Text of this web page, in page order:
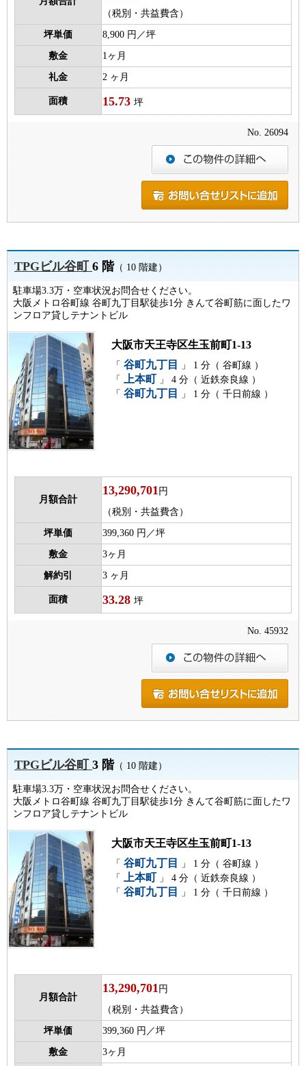
（税別・共益費含）
坪単価 8,900 円／坪
敷金 1ヶ月
礼金 2 ヶ月
面積 15.73 坪
No. 26094
TPGビル谷町6 階（ 10 階建）
駐車場3.3万・空車状況お問合せください。
大阪メトロ谷町線 谷町九丁目駅徒歩1分 きんて谷町筋に面したワ
ンフロア貸しテナントビル
大阪市天王寺区生玉前町1-13
「 谷町九丁目
」 1 分（ 谷町線 ）
「
上本町 」 4 分（ 近鉄奈良線 ）
「 谷町九丁目 」 1 分（ 千日前線 ）
月額合計
13,290,701 円
（税別・共益費含）
坪単価 399,360 円／坪
敷金 3ヶ月
解約引 3 ヶ月
面積 33.28 坪
No. 45932
TPGビル谷町3 階（ 10 階建）
駐車場3.3万・空車状況お問合せください。
大阪メトロ谷町線 谷町九丁目駅徒歩1分 きんて谷町筋に面したワ
ンフロア貸しテナントビル
大阪市天王寺区生玉前町1-13
「 谷町九丁目
」 1 分（ 谷町線 ）
「
上本町 」 4 分（ 近鉄奈良線 ）
「 谷町九丁目 」 1 分（ 千日前線 ）
月額合計
13,290,701 円
（税別・共益費含）
坪単価 399,360 円／坪
敷金 3ヶ月